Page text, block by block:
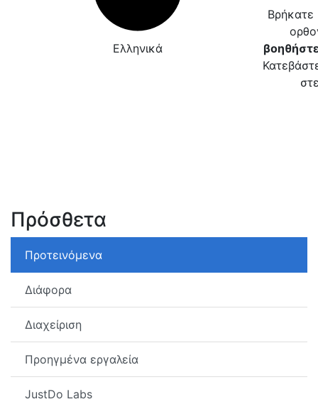
Ελληνικά
Βρήκατε
Πρόσθετα
Προτεινόμενα
Διάφορα
Διαχείριση
Προηγμένα εργαλεία
JustDo Labs